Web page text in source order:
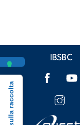
IBSBC